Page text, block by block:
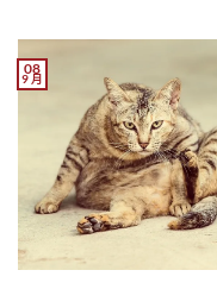
08
9 月